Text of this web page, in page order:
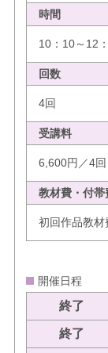
時間
10：10～12
回数
4回
受講料
6,600円／4回
教材費・付帯
初回作品教材
開催日程
終了
終了